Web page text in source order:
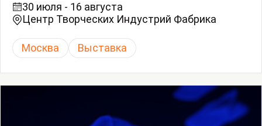
30 июля - 16 августа
Центр Творческих Индустрий Фабрика
Москва Выставка